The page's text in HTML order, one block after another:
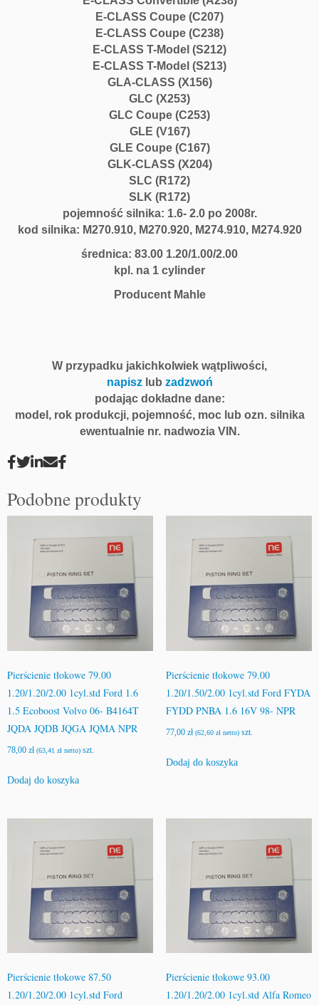
E-CLASS Coupe (C207)
E-CLASS Coupe (C238)
E-CLASS T-Model (S212)
E-CLASS T-Model (S213)
GLA-CLASS (X156)
GLC (X253)
GLC Coupe (C253)
GLE (V167)
GLE Coupe (C167)
GLK-CLASS (X204)
SLC (R172)
SLK (R172)
pojemność silnika: 1.6- 2.0 po 2008r.
kod silnika: M270.910, M270.920, M274.910, M274.920
średnica: 83.00 1.20/1.00/2.00
kpl. na 1 cylinder
Producent Mahle
W przypadku jakichkolwiek wątpliwości,
napiszlub zadzwoń
podając dokładne dane:
model, rok produkcji, pojemność, moc lub ozn. silnika
ewentualnie nr. nadwozia VIN.
Podobne produkty
Pierścienie tłokowe 79.00
1.20/1.20/2.00 1cyl.std Ford 1.6
1.5 Ecoboost Volvo 06- B4164T
JQDA JQDB JQGA JQMA NPR
78,00 zł (63,41 zł netto) szt.
Dodaj do koszyka
Pierścienie tłokowe 79.00
1.20/1.50/2.00 1cyl.std Ford FYDA
FYDD PNBA 1.6 16V 98- NPR
77,00 zł (62,60 złnetto)szt.
Dodaj do koszyka
Pierścienie tłokowe 87.50
1.20/1.20/2.00 1cyl.std Ford
Pierścienie tłokowe 93.00
1.20/1.20/2.00 1cyl.std Alfa Romeo